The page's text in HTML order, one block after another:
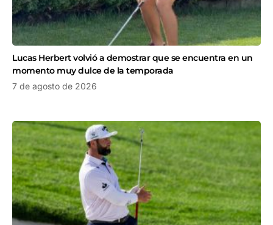
Lucas Herbert volvió a demostrar que se encuentra en un
momento muy dulce de la temporada
7 de agosto de 2026